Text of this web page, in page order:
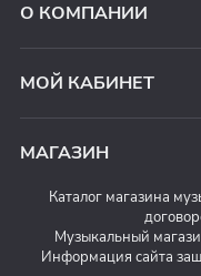
О КОМПАНИИ
МОЙ КАБИНЕТ
МАГАЗИН
Каталог магазина
Музыкальный
Информация сайта